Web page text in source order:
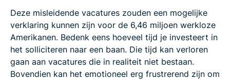
Deze misleidende vacatures zouden een mogelijke
verklaring kunnen zijn voor de 6,46 miljoen werkloze
Amerikanen. Bedenk eens hoeveel tijd je investeert in
het solliciteren naar een baan. Die tijd kan verloren
gaan aan vacatures die in realiteit niet bestaan.
Bovendien kan het emotioneel erg frustrerend zijn om